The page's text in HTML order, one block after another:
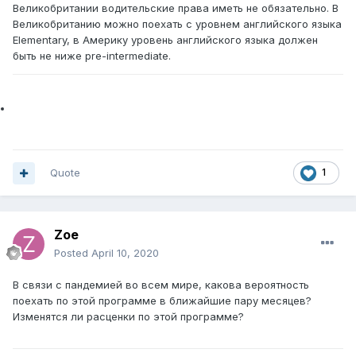
Великобритании водительские права иметь не обязательно. В
Великобританию можно поехать с уровнем английского языка
Elementary, в Америку уровень английского языка должен
быть не ниже pre-intermediate.
1
Quote
Zoe
Posted April 10, 2020
В связи с пандемией во всем мире, какова вероятность
поехать по этой программе в ближайшие пару месяцев?
Изменятся ли расценки по этой программе?